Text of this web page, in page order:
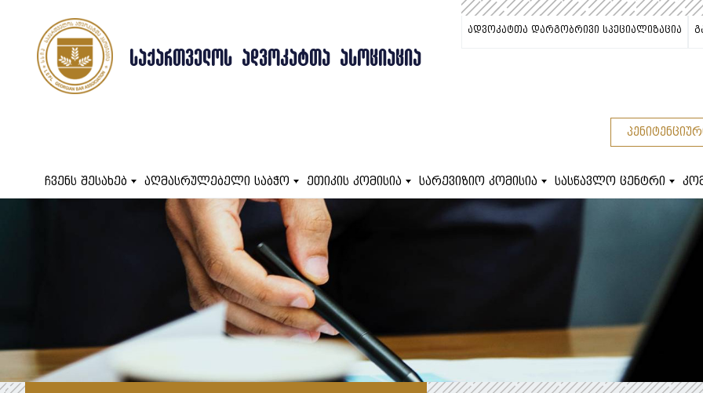
ᲡᲐᲥᲐᲠᲗᲕᲔᲚᲝᲡ ᲐᲓᲕᲝᲙᲐᲢᲗᲐ ᲐᲡᲝᲪᲘᲐᲪᲘᲐ
ადვოკატთა დარგობრივი სპეციალიზაცია
ჩვენს შესახებ აღმასრულებელი საბჭო ეთიკის კომისია სარევიზიო კომისია სასწავლო ცენტრი